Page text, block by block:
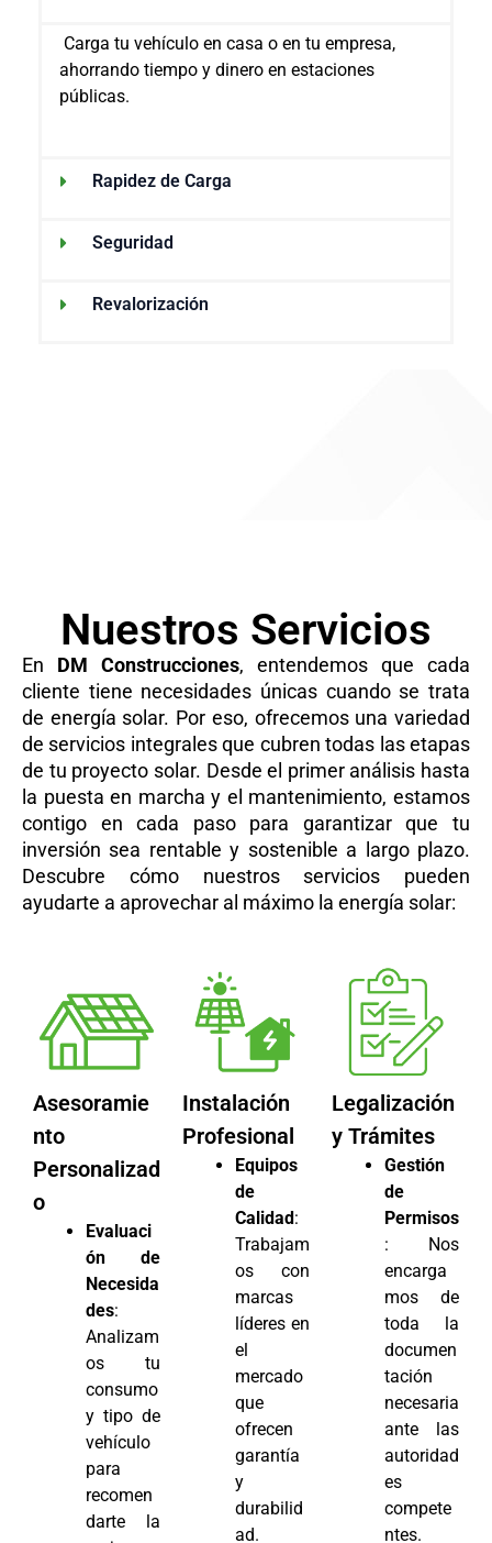
Carga tu vehículo en casa o en tu empresa,
ahorrando tiempo y dinero en estaciones
públicas.
Rapidez de Carga
Seguridad
Revalorización
Nuestros Servicios
En DM Construcciones, entendemos que cada
cliente tiene necesidades únicas cuando se trata
de energía solar. Por eso, ofrecemos una variedad
de servicios integrales que cubren todas las etapas
de tu proyecto solar. Desde el primer análisis hasta
la puesta en marcha y el mantenimiento, estamos
contigo en cada paso para garantizar que tu
inversión sea rentable y sostenible a largo plazo.
Descubre cómo nuestros servicios pueden
ayudarte a aprovechar al máximo la energía solar:
Asesoramie
nto
Personalizad
o
Evaluaci
ón de
Necesida
des:
Analizam
os tu
consumo
y tipo de
vehículo
para
recomen
darte la
Instalación
Profesional
Equipos
de
Calidad:
Trabajam
os con
marcas
líderes en
el
mercado
que
ofrecen
garantía
y
durabilid
ad.
Legalización
y Trámites
Gestión
de
Permisos
: Nos
encarga
mos de
toda la
documen
tación
necesaria
ante las
autoridad
es
compete
ntes.